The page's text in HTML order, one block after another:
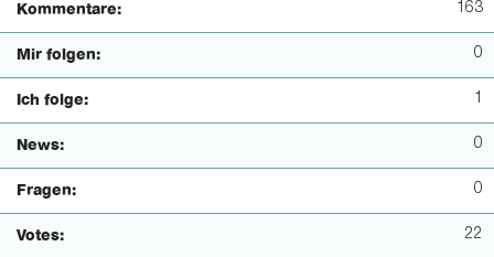
Kommentare: 163
Mir folgen: 0
Ich folge: 1
News: 0
Fragen: 0
Votes: 22